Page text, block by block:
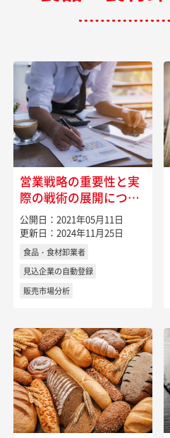
営業戦略の重要性と実
際の戦術の展開につい
て
公開日：2021年05月11日
更新日：2024年11月25日
食品・食材卸業者
見込企業の自動登録
販売市場分析